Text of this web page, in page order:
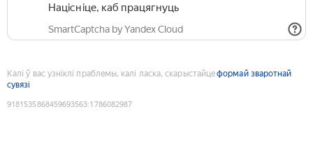
Націсніце, каб працягнуць
SmartCaptcha by Yandex Cloud
Калі ў вас узніклі праблемы, калі ласка, скарыстайцеформай зваротнай
сувязі
9181535868459693563:1786082987